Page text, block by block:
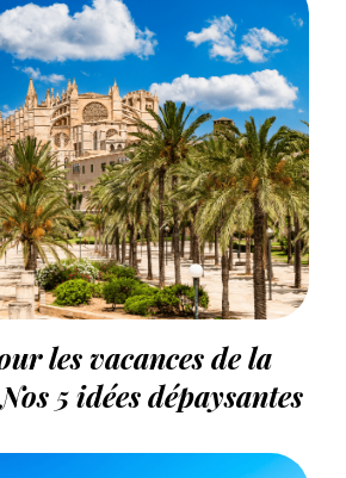
les vacances de la
5 idées dépaysantes